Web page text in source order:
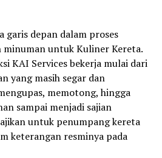
garis depan dalam proses
minuman untuk Kuliner Kereta.
KAI Services bekerja mulai dari
yang masih segar dan
memotong, hingga
sampai menjadi sajian
untuk penumpang kereta
keterangan resminya pada